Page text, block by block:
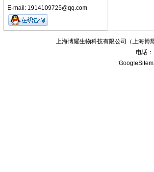
E-mail: 1914109725@qq.com
上海博耀生物科技有限公司（上海博
电话